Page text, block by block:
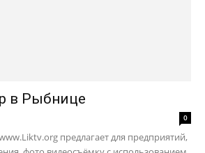
в Рыбнице
0
предлагает для предприятий,